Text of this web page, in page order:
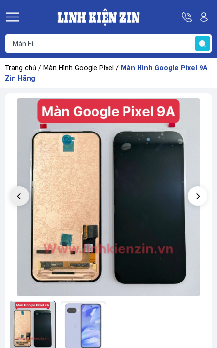
Hotline
08
69
67
68
69
Trang chủ / Màn Hình Google Pixel / Màn Hình Google Pixel 9A
Zin Hãng